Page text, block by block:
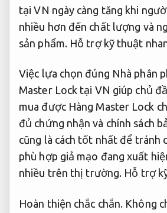
tại VN ngày càng tăng khi
nhiều hơn đến chất lượng và
sản phẩm. Hỗ trợ kỹ thuật
Việc lựa chọn đúng Nhà phân
Master Lock tại VN giúp chủ
mua được Hàng Master Lock
đủ chứng nhận và chính sách
cũng là cách tốt nhất để tránh
phù hợp giả mạo đang xuất
nhiều trên thị trường. Hỗ trợ
Hoàn thiện chắc chắn. Không